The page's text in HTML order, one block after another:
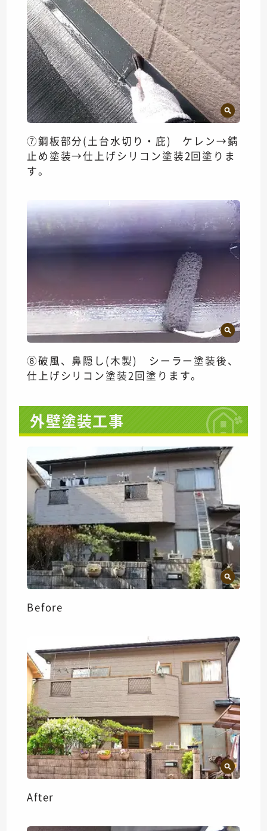
⑦鋼板部分(土台水切り・庇) ケレン→錆
止め塗装→仕上げシリコン塗装2回塗りま
す。
⑧破風、鼻隠し(木製) シーラー塗装後、
仕上げシリコン塗装2回塗ります。
外壁塗装工事
Before
After